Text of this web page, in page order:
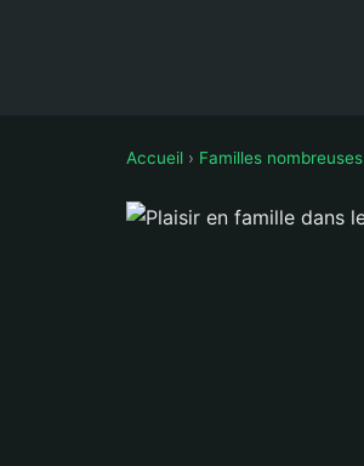
Accueil › Familles nombreuses